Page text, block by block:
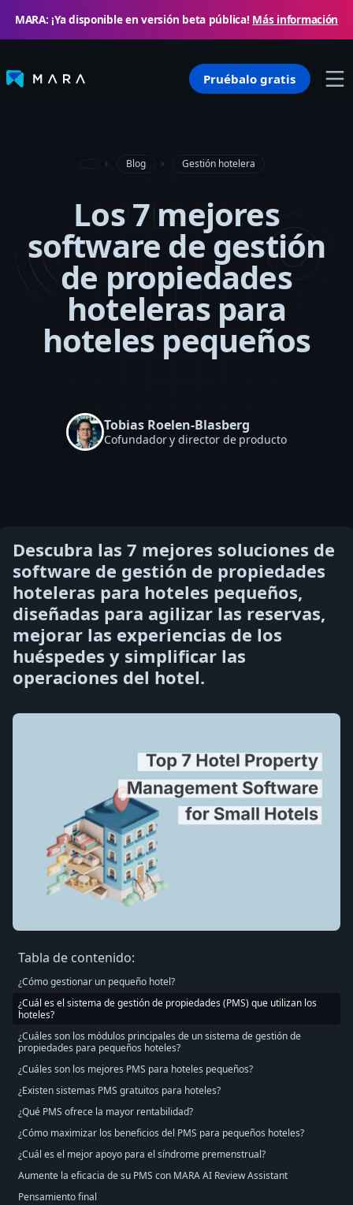
MARA: ¡Ya disponible en versión beta pública! Más información
Pruébalo gratis
Blog Gestión hotelera
Los 7 mejores
software de gestión
de propiedades
hoteleras para
hoteles pequeños
Tobias Roelen-Blasberg
Cofundador y director de producto
Descubra las 7 mejores soluciones de
software de gestión de propiedades
hoteleras para hoteles pequeños,
diseñadas para agilizar las reservas,
mejorar las experiencias de los
huéspedes y simplificar las
operaciones del hotel.
Tabla de contenido:
¿Cómo gestionar un pequeño hotel?
¿Cuál es el sistema de gestión de propiedades (PMS) que utilizan los
hoteles?
¿Cuáles son los módulos principales de un sistema de gestión de
propiedades para pequeños hoteles?
¿Cuáles son los mejores PMS para hoteles pequeños?
¿Existen sistemas PMS gratuitos para hoteles?
¿Qué PMS ofrece la mayor rentabilidad?
¿Cómo maximizar los beneficios del PMS para pequeños hoteles?
¿Cuál es el mejor apoyo para el síndrome premenstrual?
Aumente la eficacia de su PMS con MARA AI Review Assistant
Pensamiento final